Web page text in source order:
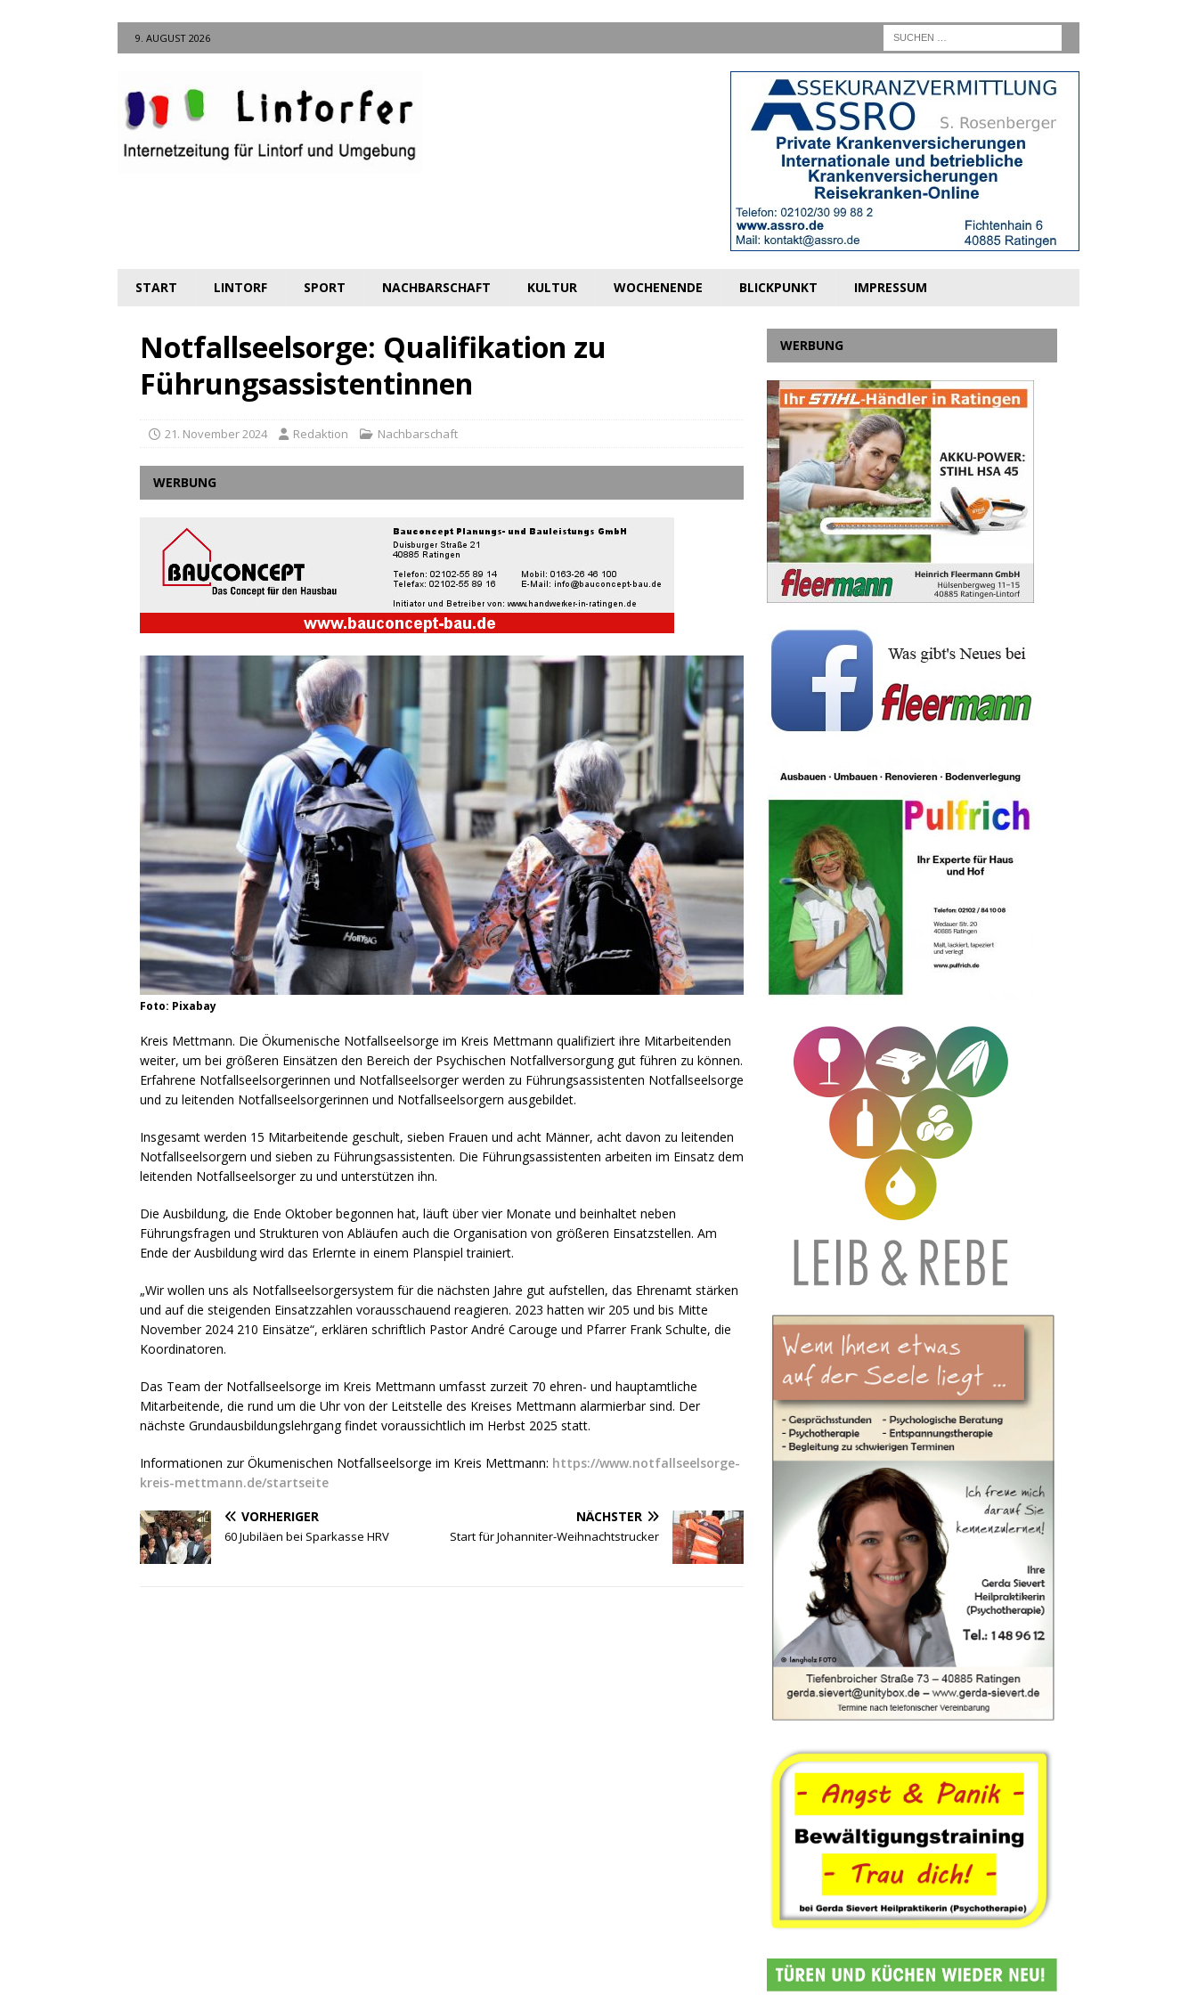
9. AUGUST 2026
START LINTORF SPORT NACHBARSCHAFT KULTUR WOCHENENDE BLICKPUNKT IMPRESSUM
Notfallseelsorge: Qualifikation zu
Führungsassistentinnen
21. November 2024 Redaktion Nachbarschaft
WERBUNG
Foto: Pixabay
Kreis Mettmann. Die Ökumenische Notfallseelsorge im Kreis Mettmann qualifiziert ihre Mitarbeitenden
weiter, um bei größeren Einsätzen den Bereich der Psychischen Notfallversorgung gut führen zu können.
Erfahrene Notfallseelsorgerinnen und Notfallseelsorger werden zu Führungsassistenten Notfallseelsorge
und zu leitenden Notfallseelsorgerinnen und Notfallseelsorgern ausgebildet.
Insgesamt werden 15 Mitarbeitende geschult, sieben Frauen und acht Männer, acht davon zu leitenden
Notfallseelsorgern und sieben zu Führungsassistenten. Die Führungsassistenten arbeiten im Einsatz dem
leitenden Notfallseelsorger zu und unterstützen ihn.
Die Ausbildung, die Ende Oktober begonnen hat, läuft über vier Monate und beinhaltet neben
Führungsfragen und Strukturen von Abläufen auch die Organisation von größeren Einsatzstellen. Am
Ende der Ausbildung wird das Erlernte in einem Planspiel trainiert.
„Wir wollen uns als Notfallseelsorgersystem für die nächsten Jahre gut aufstellen, das Ehrenamt stärken
und auf die steigenden Einsatzzahlen vorausschauend reagieren. 2023 hatten wir 205 und bis Mitte
November 2024 210 Einsätze“, erklären schriftlich Pastor André Carouge und Pfarrer Frank Schulte, die
Koordinatoren.
Das Team der Notfallseelsorge im Kreis Mettmann umfasst zurzeit 70 ehren- und hauptamtliche
Mitarbeitende, die rund um die Uhr von der Leitstelle des Kreises Mettmann alarmierbar sind. Der
nächste Grundausbildungslehrgang findet voraussichtlich im Herbst 2025 statt.
Informationen zur Ökumenischen Notfallseelsorge im Kreis Mettmann: https://www.notfallseelsorge-
kreis-mettmann.de/startseite
VORHERIGER
60 Jubiläen bei Sparkasse HRV
NÄCHSTER
Start für Johanniter-Weihnachtstrucker
WERBUNG